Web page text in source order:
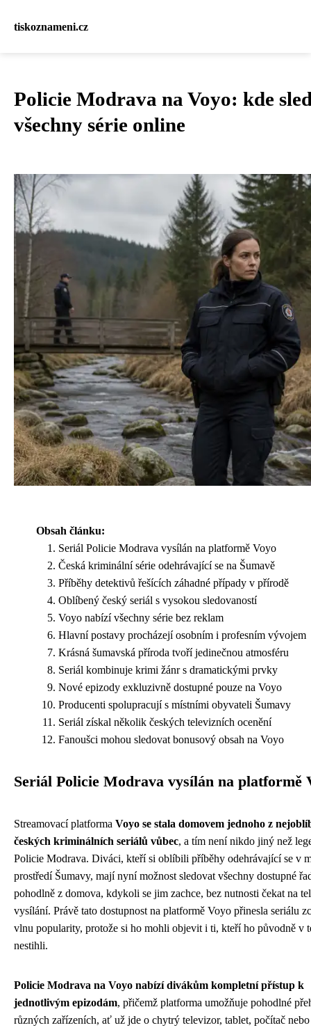
tiskoznameni.cz
Policie Modrava na Voyo: kde
všechny série online
Obsah článku:
Seriál Policie Modrava vysílán na platformě Voyo
Česká kriminální série odehrávající se na Šumavě
Příběhy detektivů řešících záhadné případy v přírodě
Oblíbený český seriál s vysokou sledovaností
Voyo nabízí všechny série bez reklam
Hlavní postavy procházejí osobním i profesním vývojem
Krásná šumavská příroda tvoří jedinečnou atmosféru
Seriál kombinuje krimi žánr s dramatickými prvky
Nové epizody exkluzivně dostupné pouze na Voyo
Producenti spolupracují s místními obyvateli Šumavy
Seriál získal několik českých televizních ocenění
Fanoušci mohou sledovat bonusový obsah na Voyo
Seriál Policie Modrava vysílán na platformě
Streamovací platforma Voyo se stala domovem jednoho z
českých kriminálních seriálů vůbec, a tím není nikdo jiný než
Policie Modrava. Diváci, kteří si oblíbili příběhy odehrávající se v
prostředí Šumavy, mají nyní možnost sledovat všechny dostupné
pohodlně z domova, kdykoli se jim zachce, bez nutnosti čekat na
vysílání. Právě tato dostupnost na platformě Voyo přinesla seriálu
vlnu popularity, protože si ho mohli objevit i ti, kteří ho původně v
nestihli.
Policie Modrava na Voyo nabízí divákům kompletní přístup k
jednotlivým epizodám, přičemž platforma umožňuje pohodlné
různých zařízeních, ať už jde o chytrý televizor, tablet, počítač